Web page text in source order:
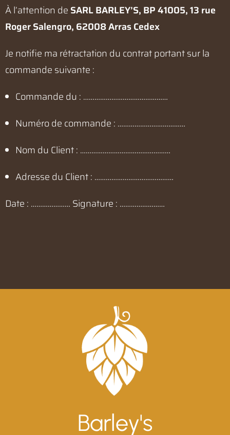
À l’attention de SARL BARLEY’S, BP 41005, 13 rue
Roger Salengro, 62008 Arras Cedex
Je notifie ma rétractation du contrat portant sur la
commande suivante :
Commande du : ………………………………………
Numéro de commande : ………………………………
Nom du Client : …………………………………………
Adresse du Client : ……………………………………
Date : ………………… Signature : ……………………
Barley's